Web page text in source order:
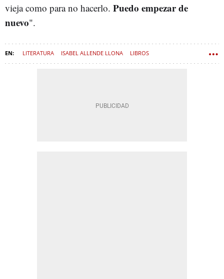
vieja como para no hacerlo. Puedo empezar de
nuevo".
LITERATURA ISABEL ALLENDE LLONA LIBROS